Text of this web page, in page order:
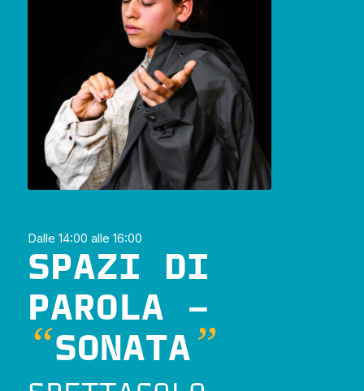
Dalle 14:00 alle 16:00
SPAZI DI
PAROLA –
“SONATA ”